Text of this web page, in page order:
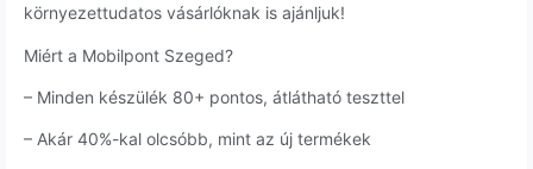
környezettudatos vásárlóknak is ajánljuk!
Miért a Mobilpont Szeged?
– Minden készülék 80+ pontos, átlátható teszttel
– Akár 40%-kal olcsóbb, mint az új termékek